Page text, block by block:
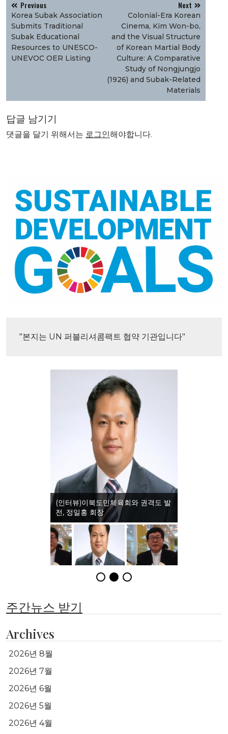
탐
색
Previous
Korea Subak Association
Submits Traditional
Subak Educational
Resources to UNESCO-
UNEVOC OER Listing
Next
Colonial-Era Korean
Cinema, Kim Won-bo,
and the Visual Structure
of Korean Martial Body
Culture: A Comparative
Study of Nongjungjo
(1926) and Subak-Related
Materials
답글 남기기
댓글을 달기 위해서는 로그인해야합니다.
"본지는 UN 퍼블리셔콤팩트 협약 기관입니다"
(인터뷰)이북도민체육회와 권격도 발
전, 정일홍 회장
주간뉴스 받기
Archives
2026년 8월
2026년 7월
2026년 6월
2026년 5월
2026년 4월